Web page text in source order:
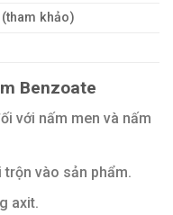
khảo)
Benzoate
với nấm men và nấm
vào sản phẩm.
axit.